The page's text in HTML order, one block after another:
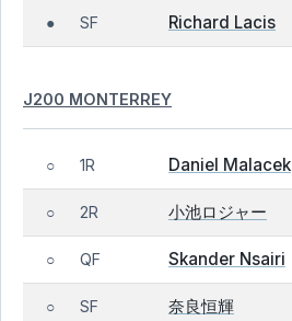
● SF Richard Lacis
J200 MONTERREY
○ 1R Daniel Malacek
○ 2R 小池ロジャー
○ QF Skander Nsairi
○ SF 奈良恒輝